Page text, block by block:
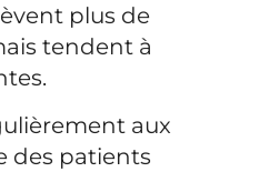
plus de
tendent à
aux
des patients